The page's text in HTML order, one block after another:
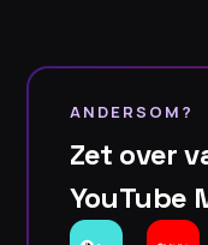
ANDERSOM?
Zet over
YouTube